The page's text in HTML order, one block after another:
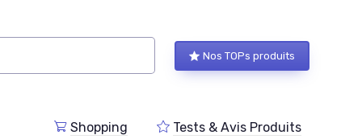
Nos TOPs produits
Shopping Tests & Avis Produits